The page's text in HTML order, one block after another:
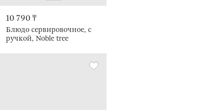
10 790 ₸
Блюдо сервировочное, с
ручкой, Noble tree